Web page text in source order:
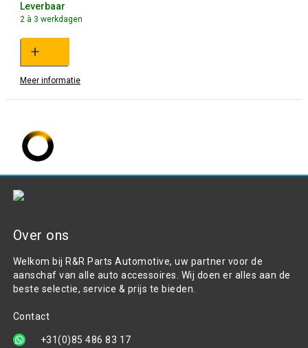
Leverbaar
2 à 3 werkdagen
+
Meer informatie
Over ons
Welkom bij R&R Parts Automotive, uw partner voor de
aanschaf van alle auto accessoires. Wij doen er alles aan de
beste selectie, service & prijs te bieden.
Contact
+31(0)85 486 83 17